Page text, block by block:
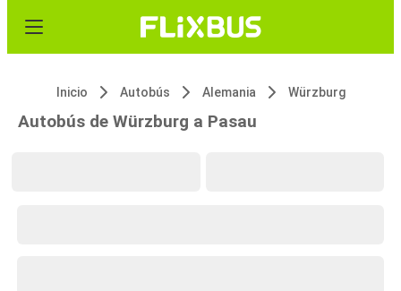
Inicio Autobús Alemania Würzburg
Autobús de Würzburg a Pasau